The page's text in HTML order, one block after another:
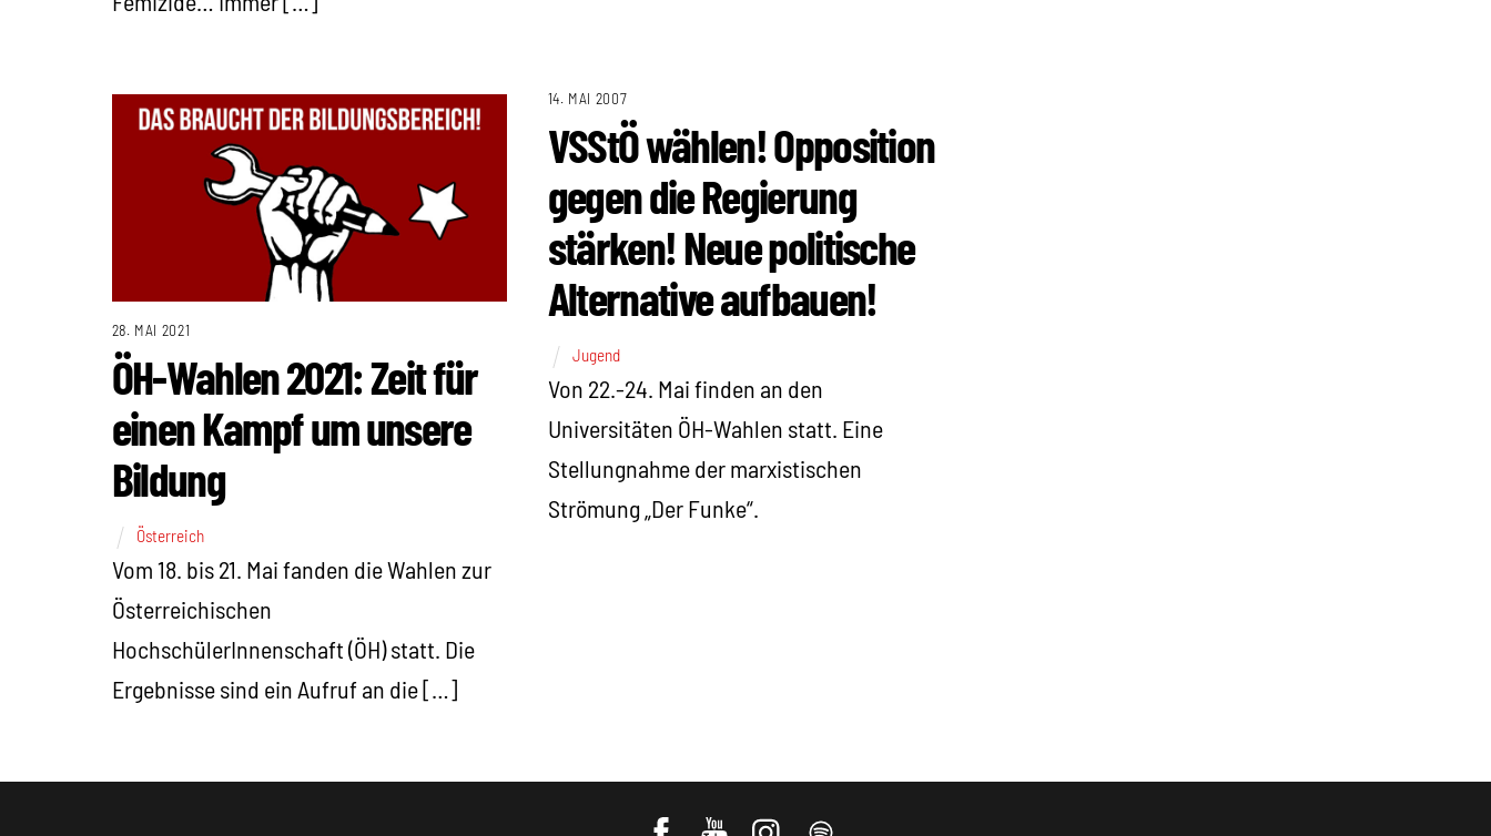
28. MAI 2021
ÖH-Wahlen 2021: Zeit für
einen Kampf um unsere
Bildung
Österreich
Vom 18. bis 21. Mai fanden die Wahlen zur
Österreichischen
HochschülerInnenschaft (ÖH) statt. Die
Ergebnisse sind ein Aufruf an die […]
14. MAI 2007
VSStÖ wählen! Opposition
gegen die Regierung
stärken! Neue politische
Alternative aufbauen!
Jugend
Von 22.-24. Mai finden an den
Universitäten ÖH-Wahlen statt. Eine
Stellungnahme der marxistischen
Strömung „Der Funke“.